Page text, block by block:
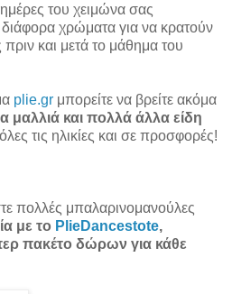
ημέρες του χειμώνα σας
διάφορα χρώματα για να κρατούν
πριν και μετά το μάθημα του
plie.gr μπορείτε να βρείτε ακόμα
μαλλιά και πολλά άλλα είδη
τις ηλικίες και σε προσφορές!
πολλές μπαλαρινομανούλες
με το PlieDancestote,
πακέτο δώρων για κάθε